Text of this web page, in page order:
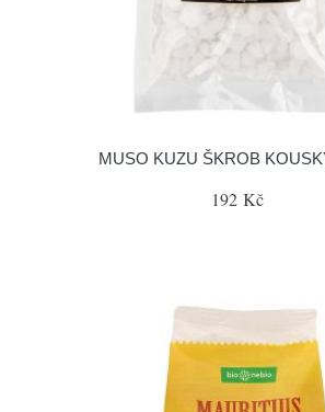
MUSO KUZU ŠKROB
192 Kč